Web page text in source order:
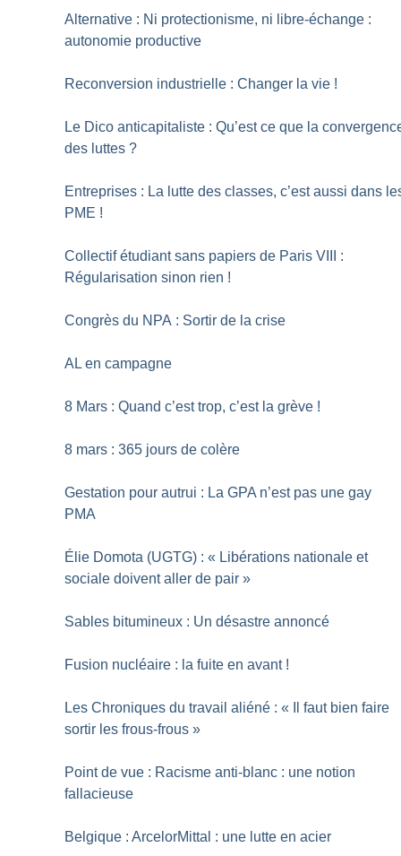
Alternative : Ni protectionisme, ni libre-échange :
autonomie productive
Reconversion industrielle : Changer la vie !
Le Dico anticapitaliste : Qu’est ce que la
des luttes ?
Entreprises : La lutte des classes, c’est aussi dans
PME !
Collectif étudiant sans papiers de Paris VIII :
Régularisation sinon rien !
Congrès du NPA : Sortir de la crise
AL en campagne
8 Mars : Quand c’est trop, c’est la grève !
8 mars : 365 jours de colère
Gestation pour autrui : La GPA n’est pas une gay
PMA
Élie Domota (UGTG) : « Libérations nationale et
sociale doivent aller de pair »
Sables bitumineux : Un désastre annoncé
Fusion nucléaire : la fuite en avant !
Les Chroniques du travail aliéné : «
Il faut bien faire
sortir les frous-frous »
Point de vue : Racisme anti-blanc : une notion
fallacieuse
Belgique : ArcelorMittal : une lutte en acier